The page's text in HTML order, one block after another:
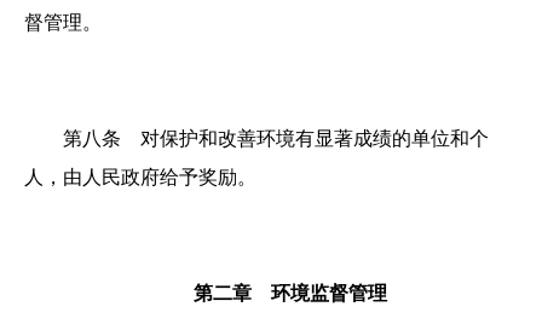
督管理。
第八条 对保护和改善环境有显著成绩的单位和个
人，由人民政府给予奖励。
第二章 环境监督管理